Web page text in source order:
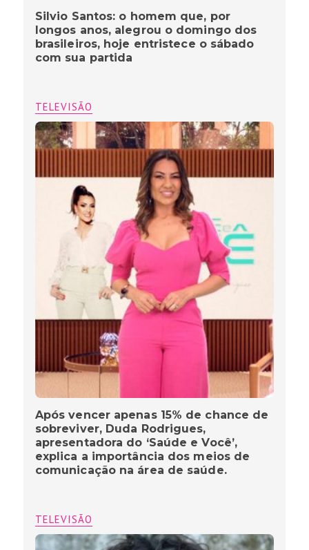
Silvio Santos: o homem que, por
longos anos, alegrou o domingo dos
brasileiros, hoje entristece o sábado
com sua partida
TELEVISÃO
Após vencer apenas 15% de chance de
sobreviver, Duda Rodrigues,
apresentadora do ‘Saúde e Você’,
explica a importância dos meios de
comunicação na área de saúde.
TELEVISÃO